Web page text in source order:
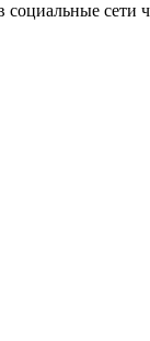
сети